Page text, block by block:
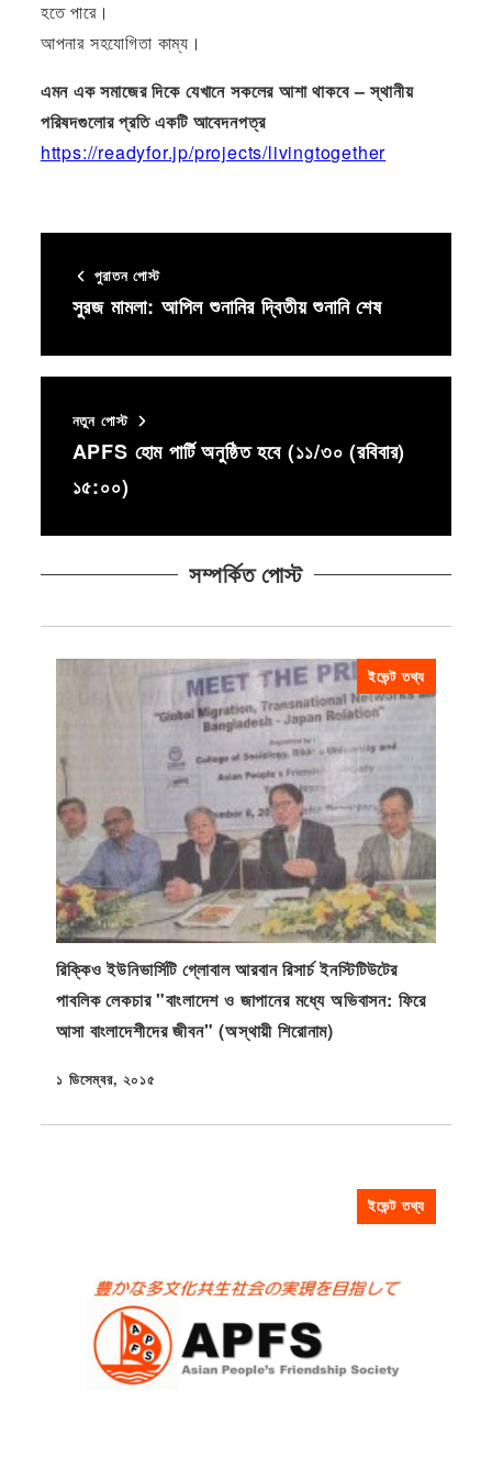
হতে পারে।
আপনার সহযোগিতা কাম্য।
এমন এক সমাজের দিকে যেখানে সকলের আশা থাকবে – স্থানীয়
পরিষদগুলোর প্রতি একটি আবেদনপত্র
https://readyfor.jp/projects/livingtogether
পুরাতন পোস্ট
সুরজ মামলা: আপিল শুনানির দ্বিতীয় শুনানি শেষ
নতুন পোস্ট
APFS হোম পার্টি অনুষ্ঠিত হবে (১১/৩০ (রবিবার)
১৫:০০)
সম্পর্কিত পোস্ট
ইভেন্ট তথ্য
রিক্কিও ইউনিভার্সিটি গ্লোবাল আরবান রিসার্চ ইনস্টিটিউটের
পাবলিক লেকচার "বাংলাদেশ ও জাপানের মধ্যে অভিবাসন: ফিরে
আসা বাংলাদেশীদের জীবন" (অস্থায়ী শিরোনাম)
প্রকাশিত
১ ডিসেম্বর, ২০১৫
ইভেন্ট তথ্য